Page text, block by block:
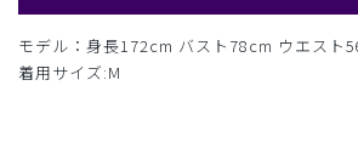
モデル：身長172cm バスト78cm ウエスト
着用サイズ:M